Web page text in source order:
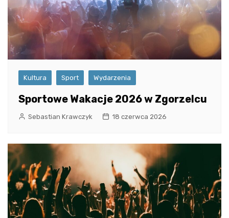
Kultura Sport Wydarzenia
Sportowe Wakacje 2026 w Zgorzelcu
Sebastian Krawczyk 18 czerwca 2026